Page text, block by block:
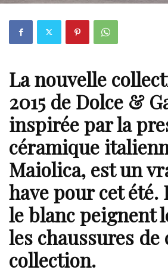
La nouvelle
2015 de Dolce &
inspirée par la
céramique
Maiolica, est un
have pour cet été.
le blanc peignent
les chaussures de
collection.